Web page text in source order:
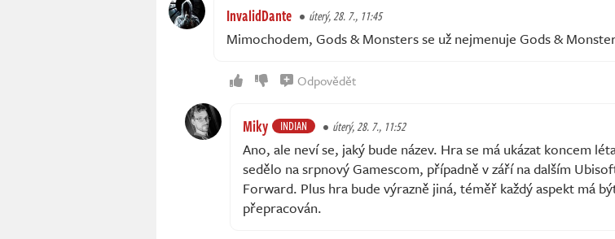
InvalidDante úterý, 28. 7., 11:45
Mimochodem, Gods & Monsters se už nejmenuje Gods &
Odpovědět
Miky INDIAN úterý, 28. 7., 11:52
Ano, ale neví se, jaký bude název. Hra se má ukázat koncem
sedělo na srpnový Gamescom, případně v září na dalším
Forward. Plus hra bude výrazně jiná, téměř každý aspekt má
přepracován.